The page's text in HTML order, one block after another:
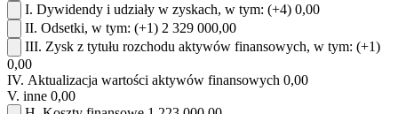
I. Dywidendy i udziały w zyskach, w tym: (+4) 0,00
II. Odsetki, w tym: (+1) 2 329 000,00
III. Zysk z tytułu rozchodu aktywów finansowych, w tym: (+1)
0,00
IV. Aktualizacja wartości aktywów finansowych 0,00
V. inne 0,00